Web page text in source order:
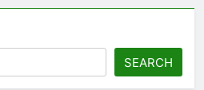
SEARCH